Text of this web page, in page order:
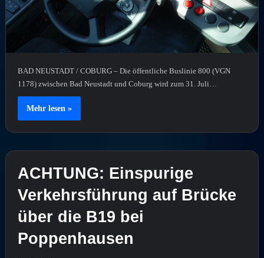
BAD NEUSTADT / COBURG – Die öffentliche Buslinie 800 (VGN
1178) zwischen Bad Neustadt und Coburg wird zum 31. Juli…
Mehr lesen »
ACHTUNG: Einspurige
Verkehrsführung auf Brücke
über die B19 bei
Poppenhausen